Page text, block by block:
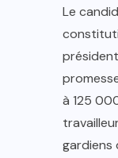
Le
à 125
gardiens